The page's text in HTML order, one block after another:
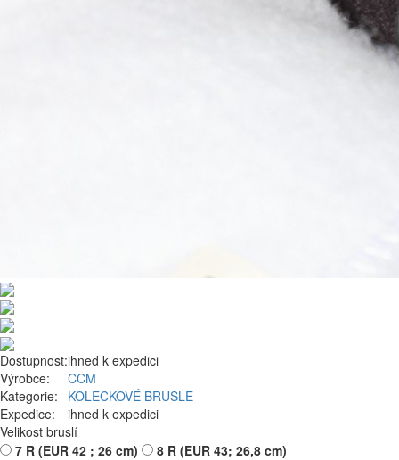
Dostupnost:ihned k expedici
Výrobce:
CCM
Kategorie:
KOLEČKOVÉ BRUSLE
Expedice:
ihned k expedici
Velikost bruslí
7 R (EUR 42 ; 26 cm)
8 R (EUR 43; 26,8 cm)